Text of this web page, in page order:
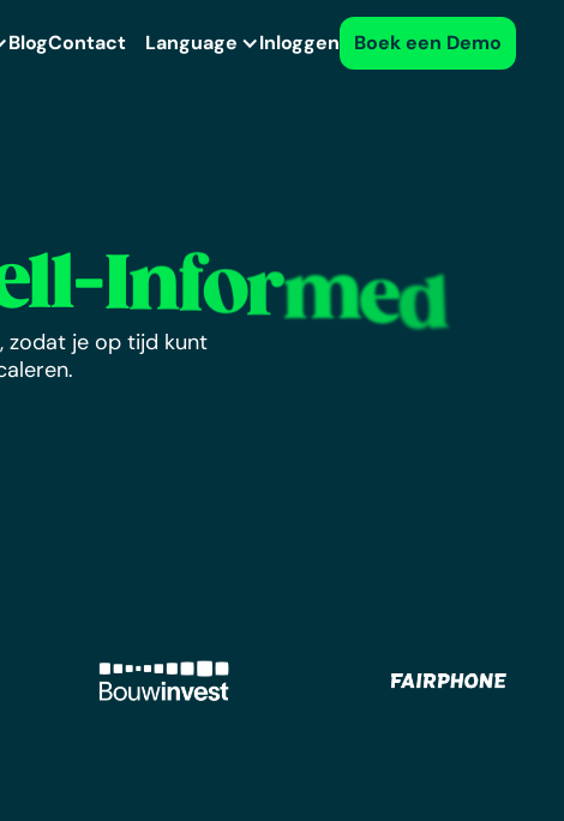
BlogContact Language Inloggen Boek een Demo
Informed
zodat je op tijd kunt